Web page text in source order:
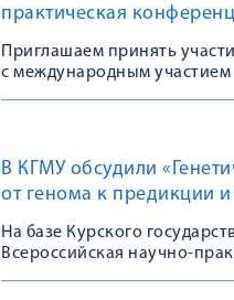
практическая
Приглашаем принять
с международным участием
В КГМУ обсудили
от генома к предикции
На базе Курского
Всероссийская научно-